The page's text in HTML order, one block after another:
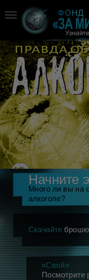
Начните
Много ли вы на
алкоголе?
Скачайте
«Свой»
Посмотрите